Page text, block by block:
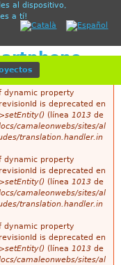
al dispositivo,
a tí!
dynamic property
is deprecated en
(línea 1013 de
camaleonwebs/sites/al
translation.handler.in
dynamic property
is deprecated en
(línea 1013 de
camaleonwebs/sites/al
translation.handler.in
dynamic property
is deprecated en
(línea 1013 de
camaleonwebs/sites/al